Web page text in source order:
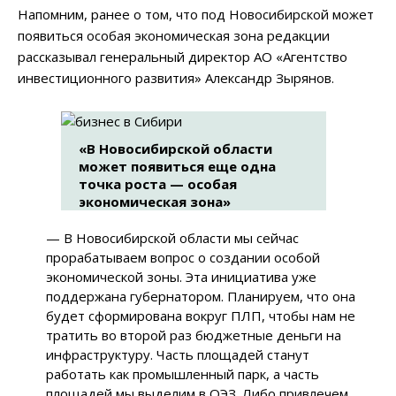
Напомним, ранее о том, что под Новосибирской может
появиться особая экономическая зона редакции
рассказывал генеральный директор АО «Агентство
инвестиционного развития» Александр Зырянов.
«В Новосибирской области
может появиться еще одна
точка роста — особая
экономическая зона»
— В Новосибирской области мы сейчас
прорабатываем вопрос о создании особой
экономической зоны. Эта инициатива уже
поддержана губернатором. Планируем, что она
будет сформирована вокруг ПЛП, чтобы нам не
тратить во второй раз бюджетные деньги на
инфраструктуру. Часть площадей станут
работать как промышленный парк, а часть